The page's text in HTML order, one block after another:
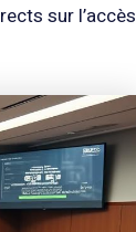
sur l’accès